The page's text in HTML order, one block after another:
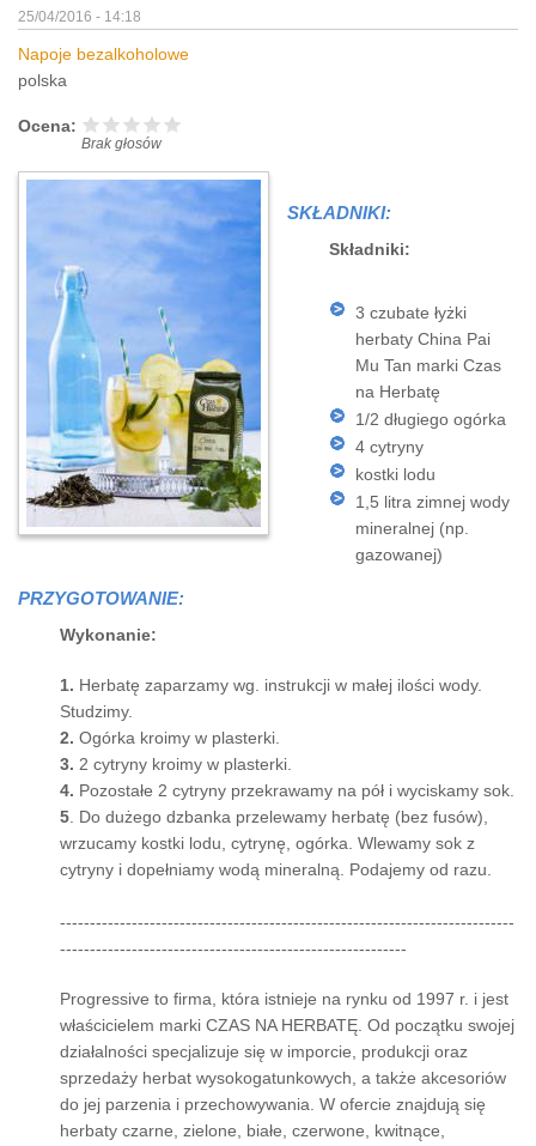
25/04/2016 - 14:18
Napoje bezalkoholowe
polska
Ocena:
Brak głosów
SKŁADNIKI:
Składniki:
3 czubate łyżki
herbaty China Pai
Mu Tan marki Czas
na Herbatę
1/2 długiego ogórka
4 cytryny
kostki lodu
1,5 litra zimnej wody
mineralnej (np.
gazowanej)
PRZYGOTOWANIE:
Wykonanie:
1. Herbatę zaparzamy wg. instrukcji w małej ilości wody.
Studzimy.
2. Ogórka kroimy w plasterki.
3. 2 cytryny kroimy w plasterki.
4. Pozostałe 2 cytryny przekrawamy na pół i wyciskamy sok.
5 . Do dużego dzbanka przelewamy herbatę (bez fusów),
wrzucamy kostki lodu, cytrynę, ogórka. Wlewamy sok z
cytryny i dopełniamy wodą mineralną. Podajemy od razu.
----------------------------------------------------------------------------
----------------------------------------------------------
Progressive to firma, która istnieje na rynku od 1997 r. i jest
właścicielem marki CZAS NA HERBATĘ. Od początku swojej
działalności specjalizuje się w imporcie, produkcji oraz
sprzedaży herbat wysokogatunkowych, a także akcesoriów
do jej parzenia i przechowywania. W ofercie znajdują się
herbaty czarne, zielone, białe, czerwone, kwitnące,